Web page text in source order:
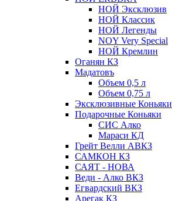
НОЙ Эксклюзив
НОЙ Классик
НОЙ Легенды
NOY Very Speсial
НОЙ Кремлин
Оганян КЗ
Мадатовъ
Объем 0,5 л
Объем 0,75 л
Эксклюзивные Коньяки
Подарочные Коньяки
СИС Алко
Мараси КД
Грейт Велли АВКЗ
САМКОН КЗ
САЯТ - НОВА
Веди - Алко ВКЗ
Егвардский ВКЗ
Арегак КЗ